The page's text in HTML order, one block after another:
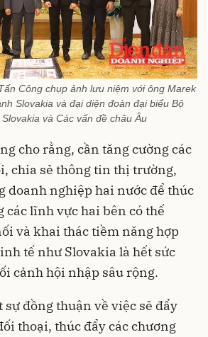
Công chụp ảnh lưu niệm với ông Marek
Slovakia và đại diện đoàn đại biểu Bộ
và Các vấn đề châu Âu
cho rằng, cần tăng cường các
chia sẻ thông tin thị trường,
doanh nghiệp hai nước để thúc
các lĩnh vực hai bên có thế
và khai thác tiềm năng hợp
tế như Slovakia là hết sức
cảnh hội nhập sâu rộng.
sự đồng thuận về việc sẽ đẩy
thoại, thúc đẩy các chương